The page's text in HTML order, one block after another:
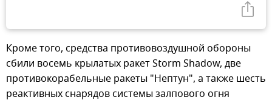
Кроме того, средства противовоздушной обороны
сбили восемь крылатых ракет Storm Shadow, две
противокорабельные ракеты "Нептун", а также шесть
реактивных снарядов системы залпового огня